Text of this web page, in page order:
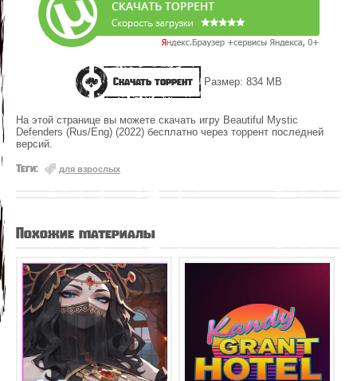
Скачать торрент Размер: 834 MB
На этой странице вы можете скачать игру Beautiful Mystic
Defenders (Rus/Eng) (2022) бесплатно через торрент последней
версий.
Теги: для взрослых
Похожие материалы